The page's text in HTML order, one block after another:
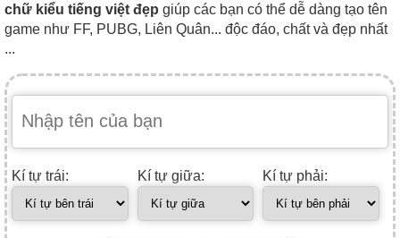
chữ kiểu tiếng việt đẹp giúp các bạn có thể dễ dàng tạo tên
game như FF, PUBG, Liên Quân... độc đáo, chất và đẹp nhất
...
Kí tự trái: Kí tự giữa: Kí tự phải: